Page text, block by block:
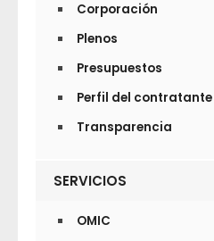
Corporación
Plenos
Presupuestos
Perfil del contratante
Transparencia
SERVICIOS
OMIC